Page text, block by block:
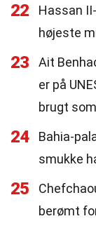
22 Hassan
højeste
23
Ait
er på
brugt
24
Bahia-
smukke
25
berømt